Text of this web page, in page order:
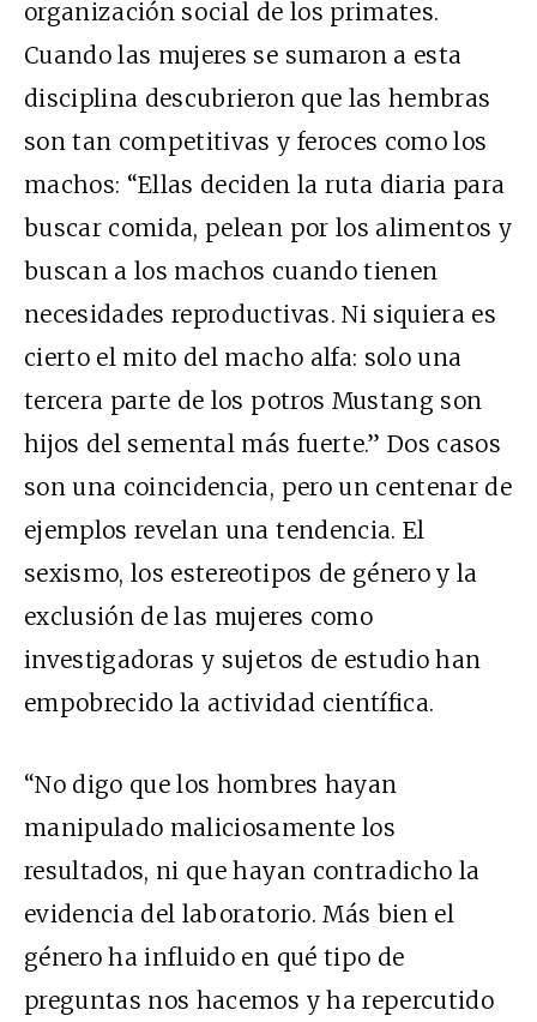
organización social de los primates.
Cuando las mujeres se sumaron a esta
disciplina descubrieron que las hembras
son tan competitivas y feroces como los
machos: “Ellas deciden la ruta diaria para
buscar comida, pelean por los alimentos y
buscan a los machos cuando tienen
necesidades reproductivas. Ni siquiera es
cierto el mito del macho alfa: solo una
tercera parte de los potros Mustang son
hijos del semental más fuerte.” Dos casos
son una coincidencia, pero un centenar de
ejemplos revelan una tendencia. El
sexismo, los estereotipos de género y la
exclusión de las mujeres como
investigadoras y sujetos de estudio han
empobrecido la actividad científica.
“No digo que los hombres hayan
manipulado maliciosamente los
resultados, ni que hayan contradicho la
evidencia del laboratorio. Más bien el
género ha influido en qué tipo de
preguntas nos hacemos y ha repercutido